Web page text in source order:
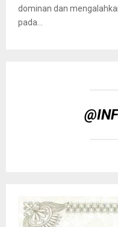
dominan dan
pada...